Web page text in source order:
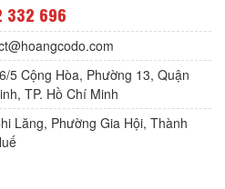
332 696
5 Cộng Hòa, Phường 13, Quận
TP. Hồ Chí Minh
Lăng, Phường Gia Hội, Thành